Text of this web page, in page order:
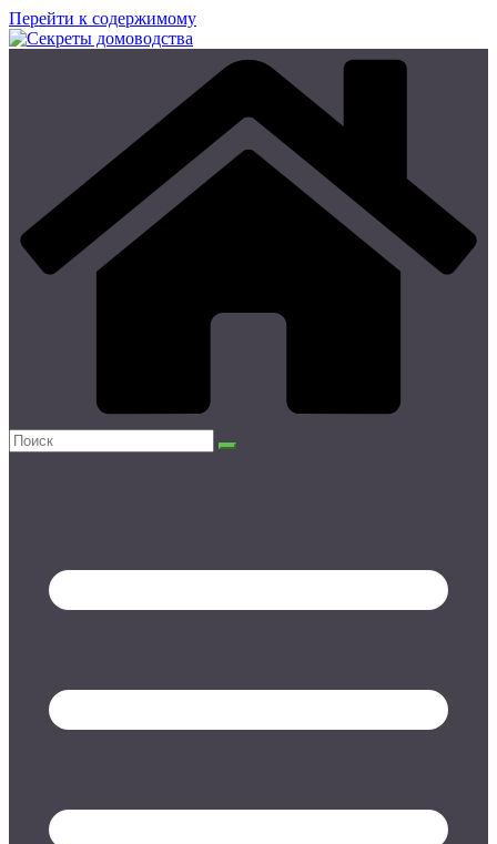
Перейти к содержимому